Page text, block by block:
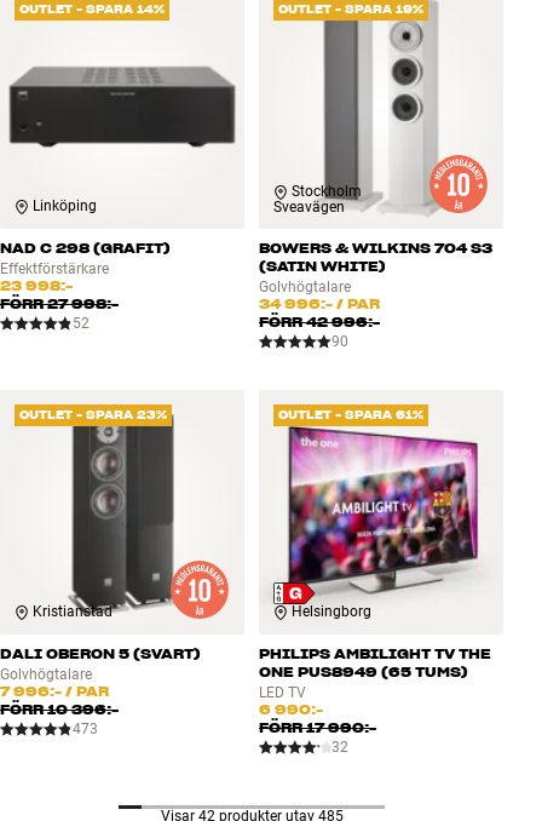
OUTLET - SPARA 14%
Linköping
NAD C 298 (GRAFIT)
Effektförstärkare
23 998:-
FÖRR27 998:-
52
OUTLET - SPARA 19%
Stockholm
Sveavägen
BOWERS & WILKINS 704 S3
(SATIN WHITE)
Golvhögtalare
34 996:- / PAR
FÖRR42 996:-
90
OUTLET - SPARA 23%
Kristianstad
DALI OBERON 5 (SVART)
Golvhögtalare
7 996:- / PAR
FÖRR10 396:-
473
OUTLET - SPARA 61%
Helsingborg
PHILIPS AMBILIGHT TV THE
ONE PUS8949 (65 TUMS)
LED TV
6 990:-
FÖRR17 990:-
32
Visar 42 produkter utav 485